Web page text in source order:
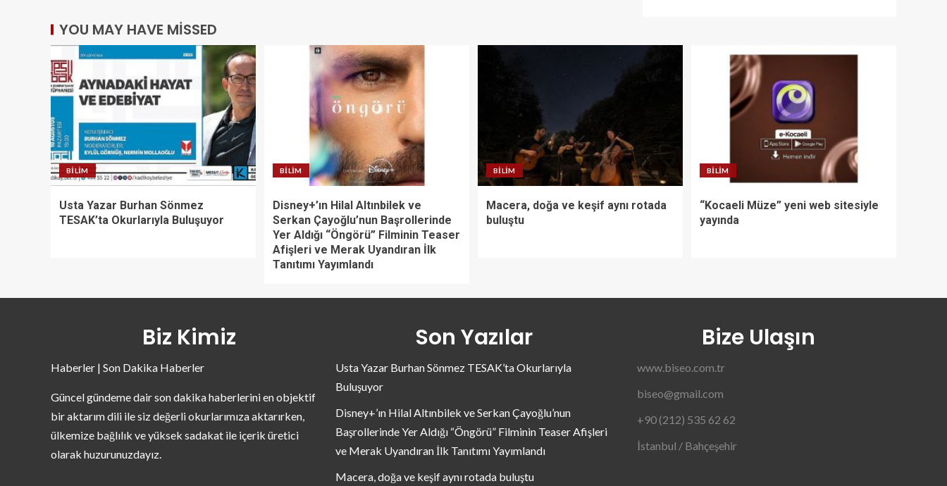
YOU MAY HAVE MISSED
BILIM
Usta Yazar Burhan Sönmez
TESAK’ta Okurlarıyla Buluşuyor
BILIM
Disney+’ın Hilal Altınbilek ve
Serkan Çayoğlu’nun Başrollerinde
Yer Aldığı “Öngörü” Filminin Teaser
Afişleri ve Merak Uyandıran İlk
Tanıtımı Yayımlandı
BILIM
Macera, doğa ve keşif aynı rotada
buluştu
BILIM
“Kocaeli Müze” yeni web sitesiyle
yayında
Biz Kimiz
Haberler | Son Dakika Haberler
Güncel gündeme dair son dakika haberlerini en objektif
bir aktarım dili ile siz değerli okurlarımıza aktarırken,
ülkemize bağlılık ve yüksek sadakat ile içerik üretici
olarak huzurunuzdayız.
Son Yazılar
Usta Yazar Burhan Sönmez TESAK’ta Okurlarıyla
Buluşuyor
Disney+’ın Hilal Altınbilek ve Serkan Çayoğlu’nun
Başrollerinde Yer Aldığı “Öngörü” Filminin Teaser Afişleri
ve Merak Uyandıran İlk Tanıtımı Yayımlandı
Macera, doğa ve keşif aynı rotada buluştu
Bize Ulaşın
www.biseo.com.tr
biseo@gmail.com
+90 (212) 535 62 62
İstanbul / Bahçeşehir